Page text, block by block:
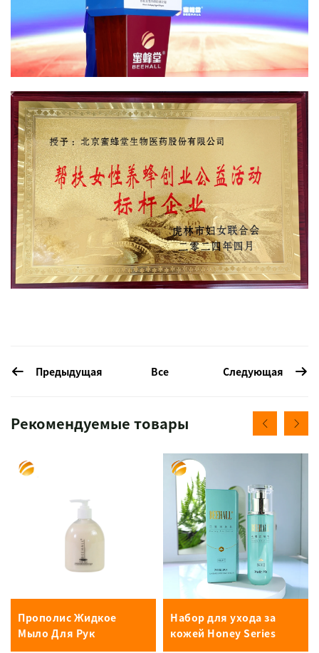
Предыдущая Все Следующая
Рекомендуемые товары
Прополис Жидкое
Мыло Для Рук
Набор для ухода за
кожей Honey Series